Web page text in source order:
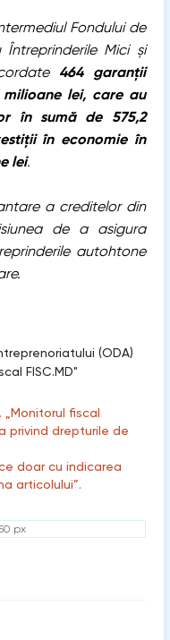
Fondului de
Mici şi
464 garanții
lei, care au
în sumă de 575,2
în economie în
lei.
a creditelor din
de a asigura
autohtone
(ODA)
FISC.MD"
„Monitorul fiscal
privind drepturile de
doar cu indicarea
articolului”.
px